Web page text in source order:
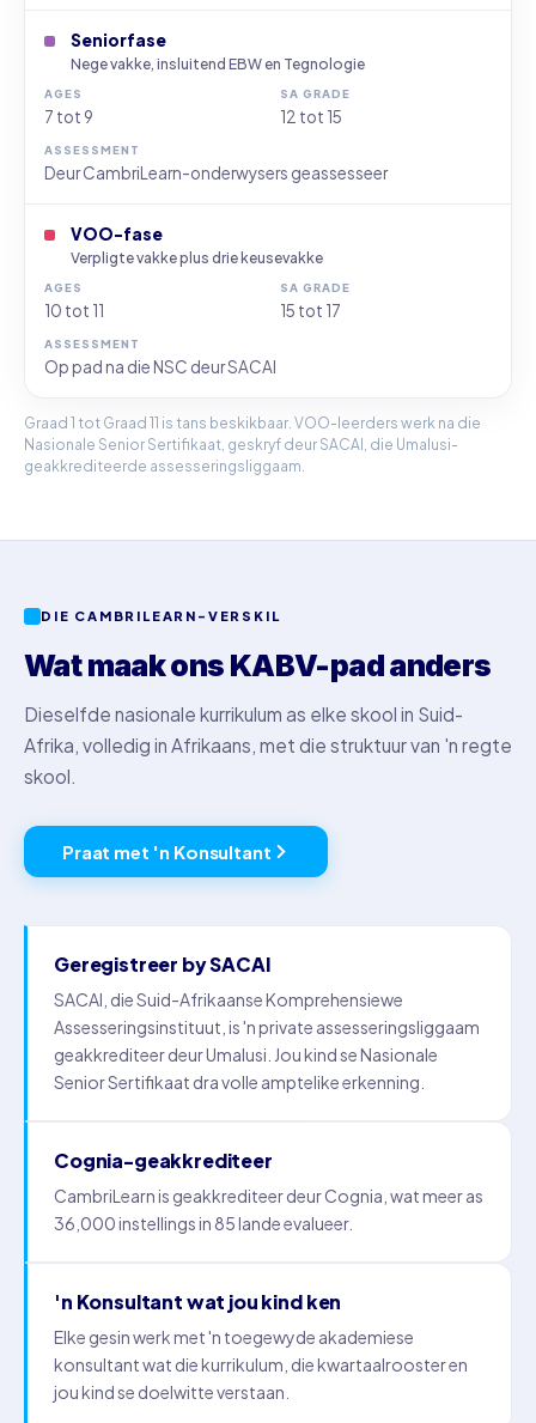
Seniorfase
Nege vakke, insluitend EBW en Tegnologie
7 tot 9 12 tot 15
Deur CambriLearn-onderwysers geassesseer
VOO-fase
Verpligte vakke plus drie keusevakke
10 tot 11 15 tot 17
Op pad na die NSC deur SACAI
Graad 1 tot Graad 11 is tans beskikbaar. VOO-leerders werk na die
Nasionale Senior Sertifikaat, geskryf deur SACAI, die Umalusi-
geakkrediteerde assesseringsliggaam.
DIE CAMBRILEARN-VERSKIL
Wat maak ons KABV-pad anders
Dieselfde nasionale kurrikulum as elke skool in Suid-
Afrika, volledig in Afrikaans, met die struktuur van 'n regte
skool.
Praat met 'n Konsultant
Geregistreer by SACAI
SACAI, die Suid-Afrikaanse Komprehensiewe
Assesseringsinstituut, is 'n private assesseringsliggaam
geakkrediteer deur Umalusi. Jou kind se Nasionale
Senior Sertifikaat dra volle amptelike erkenning.
Cognia-geakkrediteer
CambriLearn is geakkrediteer deur Cognia, wat meer as
36,000 instellings in 85 lande evalueer.
'n Konsultant wat jou kind ken
Elke gesin werk met 'n toegewyde akademiese
konsultant wat die kurrikulum, die kwartaalrooster en
jou kind se doelwitte verstaan.